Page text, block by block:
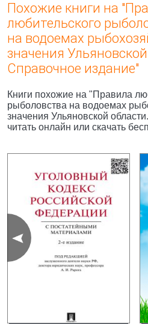
Похожие книги на
любительского
на водоемах
значения
Справочное издание"
Книги похожие на "Правила
рыболовства на водоемах
значения Ульяновской
читать онлайн или скачать